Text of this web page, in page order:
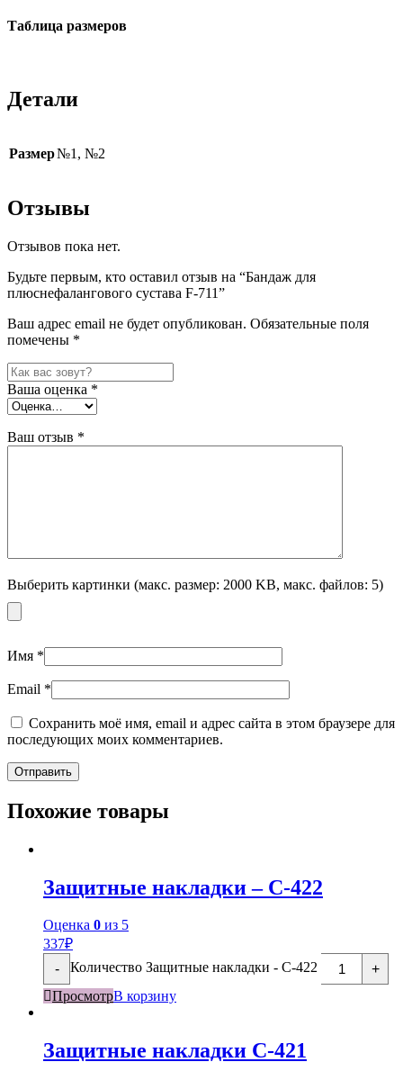
Таблица размеров
Детали
Размер№1, №2
Отзывы
Отзывов пока нет.
Будьте первым, кто оставил отзыв на “Бандаж для
плюснефалангового сустава F-711”
Ваш адрес email не будет опубликован. Обязательные поля
помечены *
Ваша оценка *
Ваш отзыв *
Выберить картинки (макс. размер: 2000 KB, макс. файлов: 5)
Имя *
Email *
Сохранить моё имя, email и адрес сайта в этом браузере для
последующих моих комментариев.
Похожие товары
Защитные накладки – С-422
Оценка 0 из 5
337₽
-
Количество Защитные накладки - С-422
+
ПросмотрВ корзину
Защитные накладки С-421